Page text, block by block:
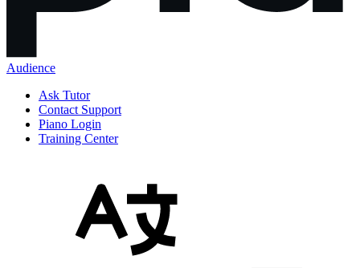
Audience
Ask Tutor
Contact Support
Piano Login
Training Center